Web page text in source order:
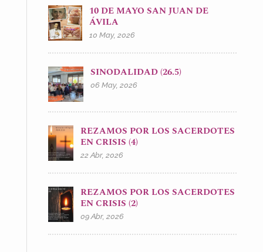
10 DE MAYO SAN JUAN DE
ÁVILA
10 May, 2026
SINODALIDAD (26.5)
06 May, 2026
REZAMOS POR LOS SACERDOTES
EN CRISIS (4)
22 Abr, 2026
REZAMOS POR LOS SACERDOTES
EN CRISIS (2)
09 Abr, 2026